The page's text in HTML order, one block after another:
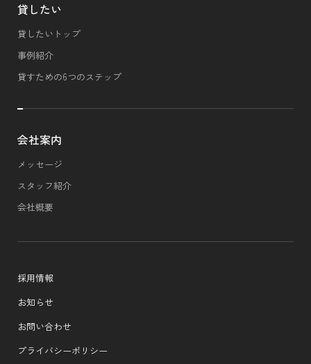
貸したい
貸したいトップ
事例紹介
貸すための6つのステップ
会社案内
メッセージ
スタッフ紹介
会社概要
採用情報
お知らせ
お問い合わせ
プライバシーポリシー